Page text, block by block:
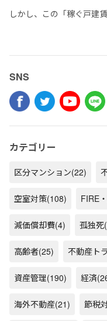
しかし、この「稼ぐ戸建
...
SNS
カテゴリー
区分マンション(22)
空室対策(108) FIRE
減価償却費(4) 孤独死
高齢者(25) 不動産ト
資産管理(190) 経済
海外不動産(21) 節税